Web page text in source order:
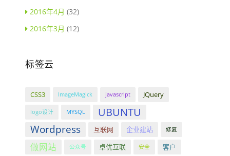
2016年4月 (32)
2016年3月 (12)
标签云
CSS3 ImageMagick javascript JQuery
logo设计 MYSQL UBUNTU
Wordpress 互联网 企业建站 修复
做网站 公众号 卓优互联 安全 客户